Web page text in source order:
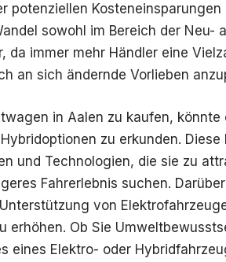
potenziellen
sowohl im Bereich der Neu-
da immer mehr Händler eine
an sich ändernde Vorlieben
in Aalen zu kaufen, könnte
zu erkunden. Diese
und Technologien, die sie zu
Fahrerlebnis suchen.
von
erhöhen. Ob Sie
eines Elektro- oder